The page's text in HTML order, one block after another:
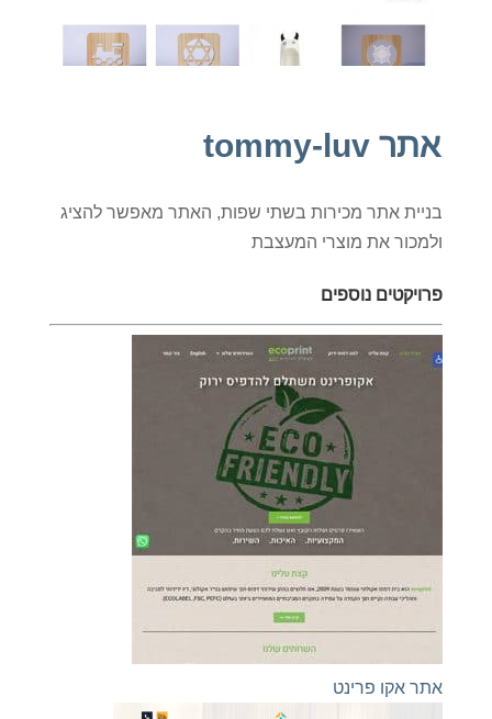
אתר tommy-luv
בניית אתר מכירות בשתי שפות, האתר מאפשר להציג
ולמכור את מוצרי המעצבת
פרויקטים נוספים
אתר אקו פרינט